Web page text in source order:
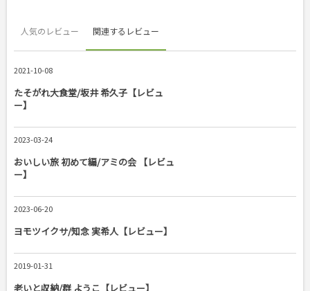
人気のレビュー 関連するレビュー
2021-10-08
たそがれ大食堂/坂井 希久子【レビュ
ー】
2023-03-24
おいしい旅 初めて編/アミの会 【レビュ
ー】
2023-06-20
ヨモツイクサ/知念 実希人【レビュー】
2019-01-31
老いと収納/群 ようこ【レビュー】